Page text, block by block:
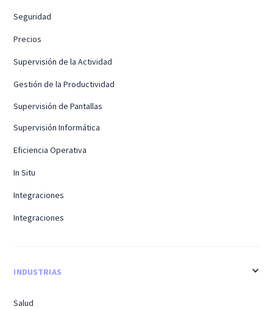
Seguridad
Precios
Supervisión de la Actividad
Gestión de la Productividad
Supervisión de Pantallas
Supervisión Informática
Eficiencia Operativa
In Situ
Integraciones
Integraciones
INDUSTRIAS
Salud